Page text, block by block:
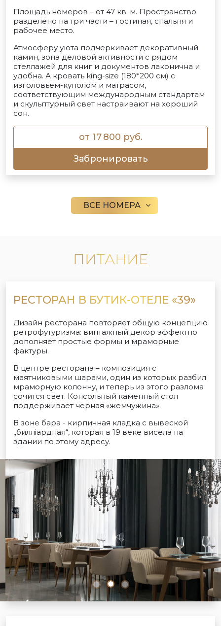
Площадь номеров – от 47 кв. м. Пространство
разделено на три части – гостиная, спальня и
рабочее место.
Атмосферу уюта подчеркивает декоративный
камин, зона деловой активности с рядом
стеллажей для книг и документов лаконична и
удобна. А кровать king-size (180*200 см) с
изголовьем-куполом и матрасом,
соответствующим международным стандартам
и скульптурный свет настраивают на хороший
сон.
от 17 800 руб.
Забронировать
ВСЕ НОМЕРА
ПИТАНИЕ
РЕСТОРАН В БУТИК-ОТЕЛЕ «39»
Дизайн ресторана повторяет общую концепцию
ретрофутуризма: винтажный декор эффектно
дополняет простые формы и мраморные
фактуры.
В центре ресторана – композиция с
маятниковыми шарами, один из которых разбил
мраморную колонну, и теперь из этого разлома
сочится свет. Консольный каменный стол
поддерживает чёрная «жемчужина».
В зоне бара - кирпичная кладка с вывеской
„биллiардная“, которая в 19 веке висела на
здании по этому адресу.